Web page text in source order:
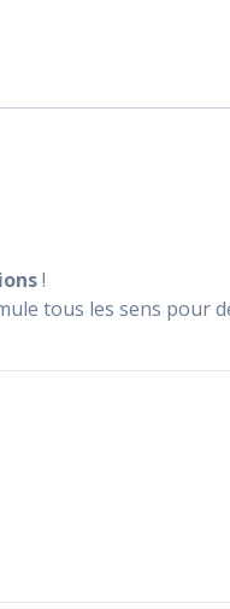
!
tous les sens pour